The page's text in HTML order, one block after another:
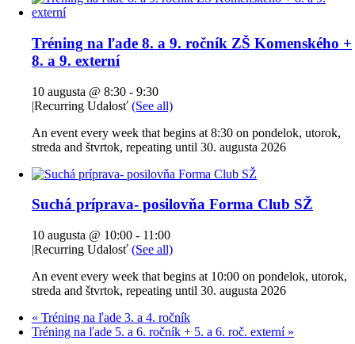
Tréning na ľade 8. a 9. ročník ZŠ Komenského +
8. a 9. externí
10 augusta @ 8:30 - 9:30
|Recurring Udalosť (See all)
An event every week that begins at 8:30 on pondelok, utorok,
streda and štvrtok, repeating until 30. augusta 2026
Suchá príprava- posilovňa Forma Club SŽ
10 augusta @ 10:00 - 11:00
|Recurring Udalosť (See all)
An event every week that begins at 10:00 on pondelok, utorok,
streda and štvrtok, repeating until 30. augusta 2026
« Tréning na ľade 3. a 4. ročník
Tréning na ľade 5. a 6. ročník + 5. a 6. roč. externí »